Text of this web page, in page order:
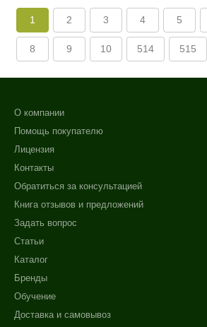
1 2 3 4 5
8 9 10 514 515
О компании
Помощь покупателю
Лицензия
Контакты
Обратиться за консультацией
Книга отзывов и предложений
Задать вопрос
Статьи
Каталог
Бренды
Обучение
Доставка и самовывоз